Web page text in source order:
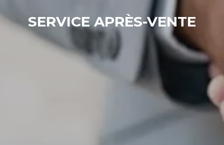
SERVICE APRÈS-VENTE